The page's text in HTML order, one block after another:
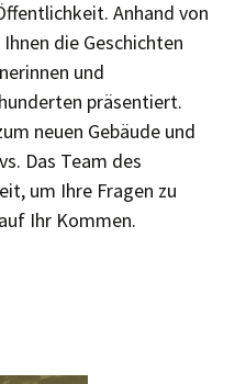
Anhand von
die Geschichten
und
präsentiert.
neuen Gebäude und
Das Team des
um Ihre Fragen zu
Ihr Kommen.